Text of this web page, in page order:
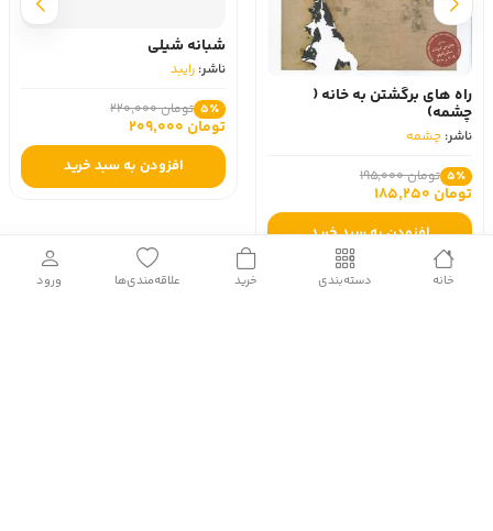
ورود علاقه‌مندی‌ها خرید دسته‌بندی خانه
راه های برگشتن به خانه (
چشمه)
ناشر: چشمه
5٪ تومان 195,000
تومان 185,250
افزودن به سبد خرید
شبانه شیلی
ناشر: رایبد
5٪ تومان 220,000
تومان 209,000
افزودن به سبد خرید